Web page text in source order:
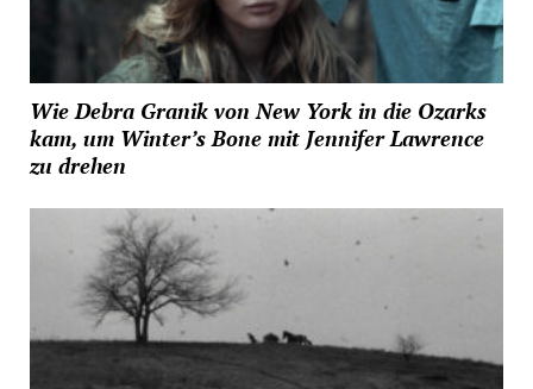
Wie Debra Granik von New York in die Ozarks
kam, um Winter’s Bone mit Jennifer Lawrence
zu drehen